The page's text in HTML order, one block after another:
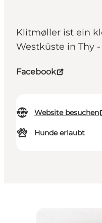
Klitmøller ist ein
Westküste in Thy
Facebook
Website besuchen
Hunde erlaubt